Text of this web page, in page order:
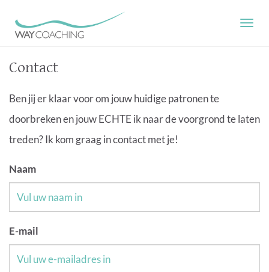
T
A
V
N
Contact
Ben jij er klaar voor om jouw huidige patronen te
doorbreken en jouw ECHTE ik naar de voorgrond te laten
treden? Ik kom graag in contact met je!
Naam
E-mail